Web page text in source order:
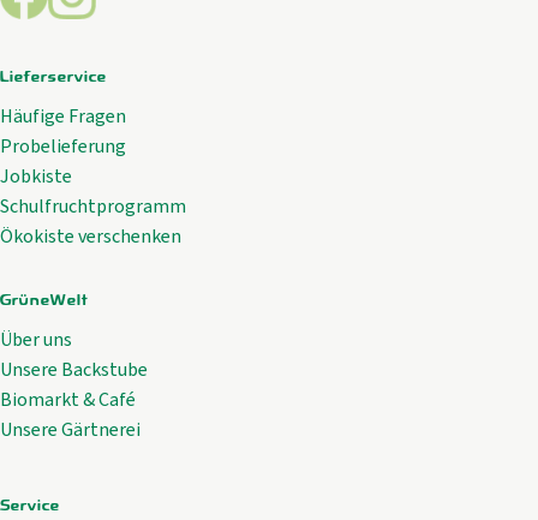
Lieferservice
Häufige Fragen
Probelieferung
Jobkiste
Schulfruchtprogramm
Ökokiste verschenken
GrüneWelt
Über uns
Unsere Backstube
Biomarkt & Café
Unsere Gärtnerei
Service